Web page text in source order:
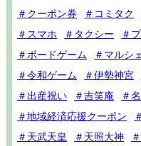
＃クーポン券
＃コミタク
＃スマホ
＃タクシー ＃
＃ボードゲーム
＃マルシ
＃令和ゲーム
＃伊勢神宮
＃出産祝い
＃吉笑庵 ＃
＃地域経済応援クーポン
＃天武天皇
＃天照大神